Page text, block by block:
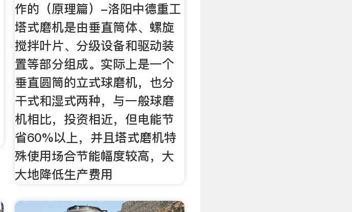
作的（原理篇）-洛阳中德重工
塔式磨机是由垂直筒体、螺旋
搅拌叶片、分级设备和驱动装
置等部分组成。实际上是一个
垂直圆筒的立式球磨机，也分
干式和湿式两种，与一般球磨
机相比，投资相近，但电能节
省60%以上，并且塔式磨机特
殊使用场合节能幅度较高，大
大地降低生产费用